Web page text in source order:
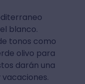
blanco.
tonos como
olivo para
darán una
vacaciones.